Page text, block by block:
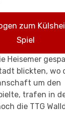
zum
Spiel
Heisemer
blickten, wo
um den
trafen in
die TTG